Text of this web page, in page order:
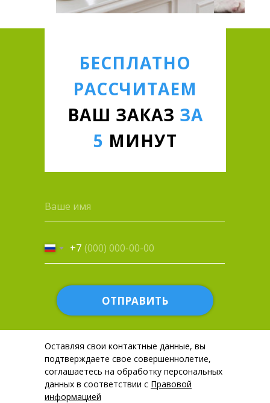
Оставляя свои контактные данные, вы
подтверждаете свое совершеннолетие,
соглашаетесь на обработку персональных
данных в соответствии с Правовой
информацией
+7
ОТПРАВИТЬ
БЕСПЛАТНО
РАССЧИТАЕМ
ВАШ ЗАКАЗ ЗА
5 МИНУТ